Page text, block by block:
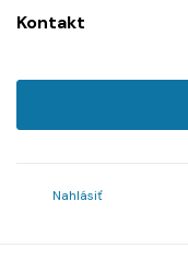
Kontakt
Nahlásiť